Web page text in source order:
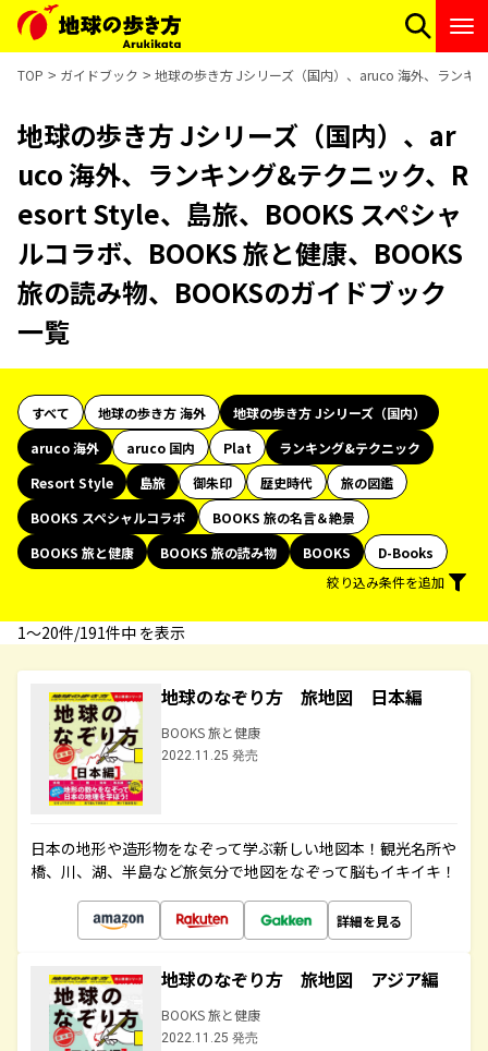
TOP ガイドブック 地球の歩き方 Jシリーズ（国内）、aruco 海外、ランキ
地球の歩き方 Jシリーズ（国内）、ar
uco 海外、ランキング&テクニック、R
esort Style、島旅、BOOKS スペシャ
ルコラボ、BOOKS 旅と健康、BOOKS
旅の読み物、BOOKSのガイドブック
一覧
すべて 地球の歩き方 海外
地球の歩き方 Jシリーズ（国内）
aruco 海外
aruco 国内 Plat
ランキング&テクニック
Resort Style
島旅 御朱印 歴史時代
旅の図鑑
BOOKS スペシャルコラボ
BOOKS 旅の名言＆絶景
BOOKS 旅と健康
BOOKS 旅の読み物 BOOKS
D-Books
絞り込み条件を追加
1〜20件/191件中 を表示
地球のなぞり方 旅地図 日本編
BOOKS 旅と健康
2022.11.25 発売
日本の地形や造形物をなぞって学ぶ新しい地図本！観光名所や
橋、川、湖、半島など旅気分で地図をなぞって脳もイキイキ！
詳細を見る
地球のなぞり方 旅地図 アジア編
BOOKS 旅と健康
2022.11.25 発売